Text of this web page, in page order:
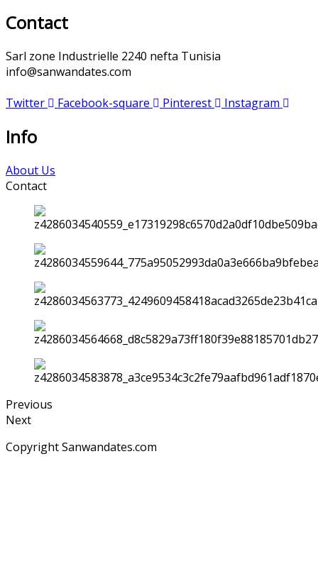
Contact
Sarl zone Industrielle 2240 nefta Tunisia
info@sanwandates.com
Twitter
Facebook-square Pinterest Instagram
Info
About Us
Contact
Previous
Next
Copyright Sanwandates.com